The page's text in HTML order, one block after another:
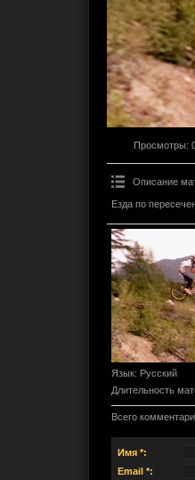
Просмотры:
Описание
Езда по
Язык: Русский
Длительность
Всего
Имя *:
Email *: